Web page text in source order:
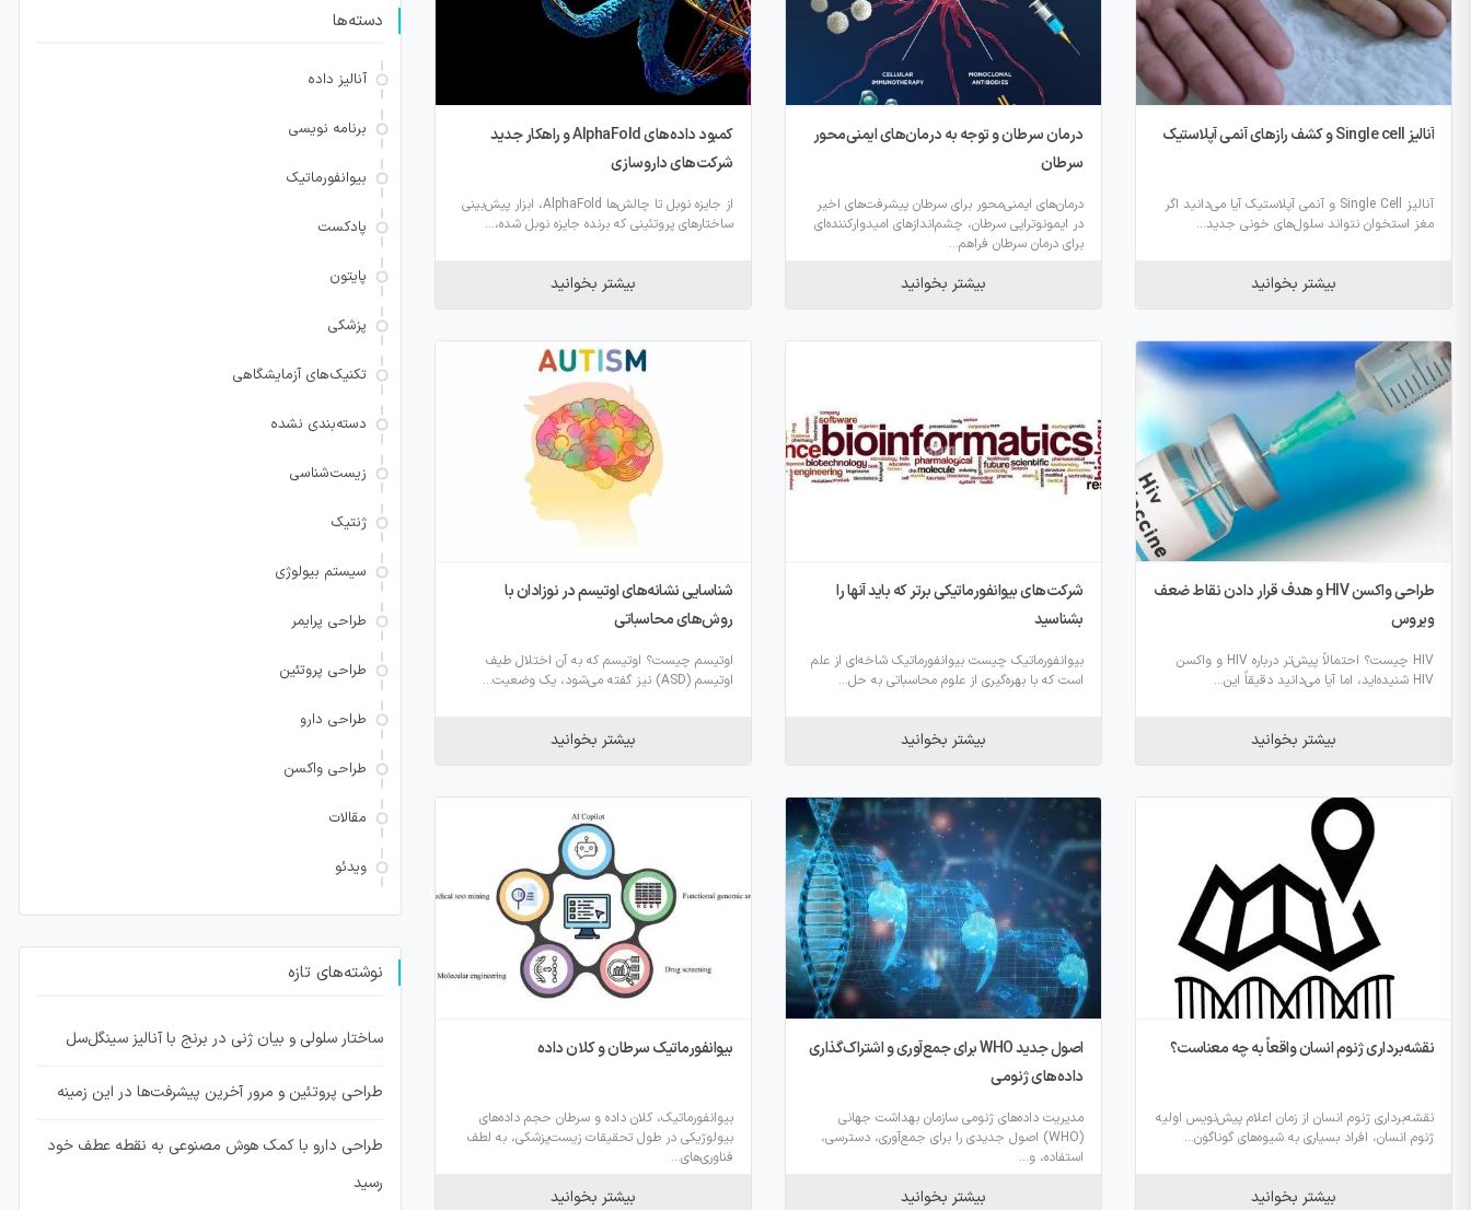
آنالیز Single cell و کشف رازهای آنمی آپلاستیک
آنالیز Single Cell و آنمی آپلاستیک آیا می‌دانید اگر
مغز استخوان نتواند سلول‌های خونی جدید...
بیشتر بخوانید
درمان سرطان و توجه به درمان‌های ایمنی‌محور
سرطان
درمان‌های ایمنی‌محور برای سرطان پیشرفت‌های اخیر
در ایمونوتراپی سرطان، چشم‌اندازهای امیدوارکننده‌ای
برای درمان سرطان فراهم...
بیشتر بخوانید
کمبود داده‌های AlphaFold و راهکار جدید
شرکت‌های داروسازی
از جایزه نوبل تا چالش‌ها AlphaFold، ابزار پیش‌بینی
ساختارهای پروتئینی که برنده جایزه نوبل شده،...
بیشتر بخوانید
طراحی واکسن HIV و هدف قرار دادن نقاط ضعف
ویروس
HIV چیست؟ احتمالاً پیش‌تر درباره HIV و واکسن
HIV شنیده‌اید، اما آیا می‌دانید دقیقاً این...
بیشتر بخوانید
شرکت‌های بیوانفورماتیکی برتر که باید آنها را
بشناسید
بیوانفورماتیک چیست بیوانفورماتیک شاخه‌ای از علم
است که با بهره‌گیری از علوم محاسباتی به حل...
بیشتر بخوانید
شناسایی نشانه‌های اوتیسم در نوزادان با
روش‌های محاسباتی
اوتیسم چیست؟ اوتیسم که به آن اختلال طیف
اوتیسم (ASD) نیز گفته می‌شود، یک وضعیت...
بیشتر بخوانید
نقشه‌برداری ژنوم انسان واقعاً به چه معناست؟
نقشه‌برداری ژنوم انسان از زمان اعلام پیش‌نویس اولیه
ژنوم انسان، افراد بسیاری به شیوه‌های گوناگون...
بیشتر بخوانید
اصول جدید WHO برای جمع‌آوری و اشتراک‌گذاری
داده‌های ژنومی
مدیریت داده‌های ژنومی سازمان بهداشت جهانی
(WHO) اصول جدیدی را برای جمع‌آوری، دسترسی،
استفاده، و...
بیشتر بخوانید
بیوانفورماتیک سرطان و کلان داده
بیوانفورماتیک، کلان داده و سرطان حجم داده‌های
بیولوژیکی در طول تحقیقات زیست‌پزشکی، به لطف
فناوری‌های...
بیشتر بخوانید
دسته‌ها
آنالیز داده
برنامه نویسی
بیوانفورماتیک
پادکست
پایتون
پزشکی
تکنیک‌های آزمایشگاهی
دسته‌بندی نشده
زیست‌شناسی
ژنتیک
سیستم بیولوژی
طراحی پرایمر
طراحی پروتئین
طراحی دارو
طراحی واکسن
مقالات
ویدئو
نوشته‌های تازه
ساختار سلولی و بیان ژنی در برنج با آنالیز سینگل‌سل
طراحی پروتئین و مرور آخرین پیشرفت‌ها در این زمینه
طراحی دارو با کمک هوش مصنوعی به نقطه عطف خود
رسید